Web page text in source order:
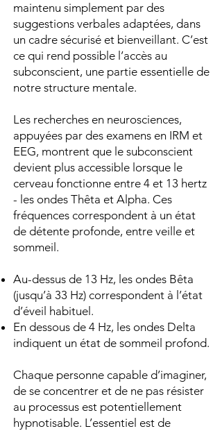
maintenu simplement par des
suggestions verbales adaptées, dans
un cadre sécurisé et bienveillant. C’est
ce qui rend possible l’accès au
subconscient, une partie essentielle de
notre structure mentale.
Les recherches en neurosciences,
appuyées par des examens en IRM et
EEG, montrent que le subconscient
devient plus accessible lorsque le
cerveau fonctionne entre 4 et 13 hertz
- les ondes Thêta et Alpha. Ces
fréquences correspondent à un état
de détente profonde, entre veille et
sommeil.
Au-dessus de 13 Hz, les ondes Bêta
(jusqu’à 33 Hz) correspondent à l’état
d’éveil habituel.
En dessous de 4 Hz, les ondes Delta
indiquent un état de sommeil profond.
Chaque personne capable d’imaginer,
de se concentrer et de ne pas résister
au processus est potentiellement
hypnotisable. L’essentiel est de